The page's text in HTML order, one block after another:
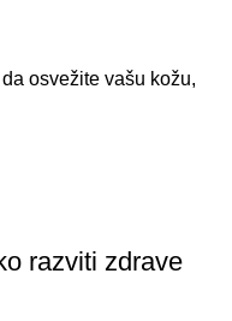
osvežite vašu kožu,
razviti zdrave